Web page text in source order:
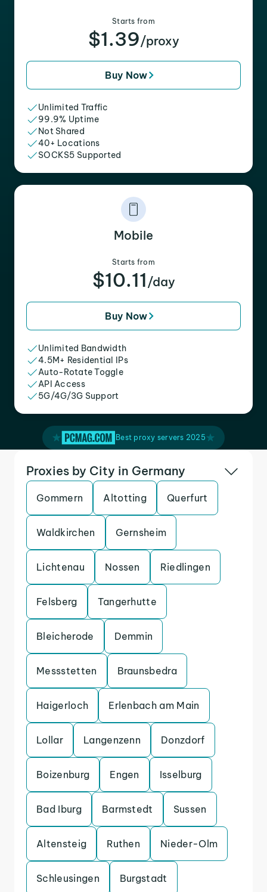
Starts from
$1.39/proxy
Buy Now
Unlimited Traffic
99.9% Uptime
Not Shared
40+ Locations
SOCKS5 Supported
Mobile
Starts from
$10.11 /day
Buy Now
Unlimited Bandwidth
4.5M+ Residential IPs
Auto-Rotate Toggle
API Access
5G/4G/3G Support
Best proxy servers 2025
Proxies by City in Germany
Gommern Altotting Querfurt
Waldkirchen Gernsheim
Lichtenau Nossen Riedlingen
Felsberg Tangerhutte
Bleicherode Demmin
Messstetten Braunsbedra
Haigerloch Erlenbach am Main
Lollar Langenzenn Donzdorf
Boizenburg Engen Isselburg
Bad Iburg Barmstedt Sussen
Altensteig Ruthen Nieder-Olm
Schleusingen Burgstadt